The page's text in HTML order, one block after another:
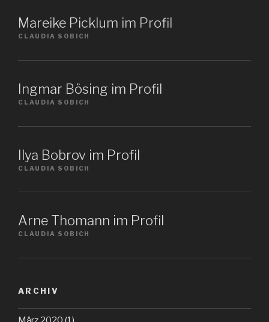
Mareike Picklum im Profil
CLAUDIA SOBICH
Ingmar Bösing im Profil
CLAUDIA SOBICH
Ilya Bobrov im Profil
CLAUDIA SOBICH
Arne Thomann im Profil
CLAUDIA SOBICH
ARCHIV